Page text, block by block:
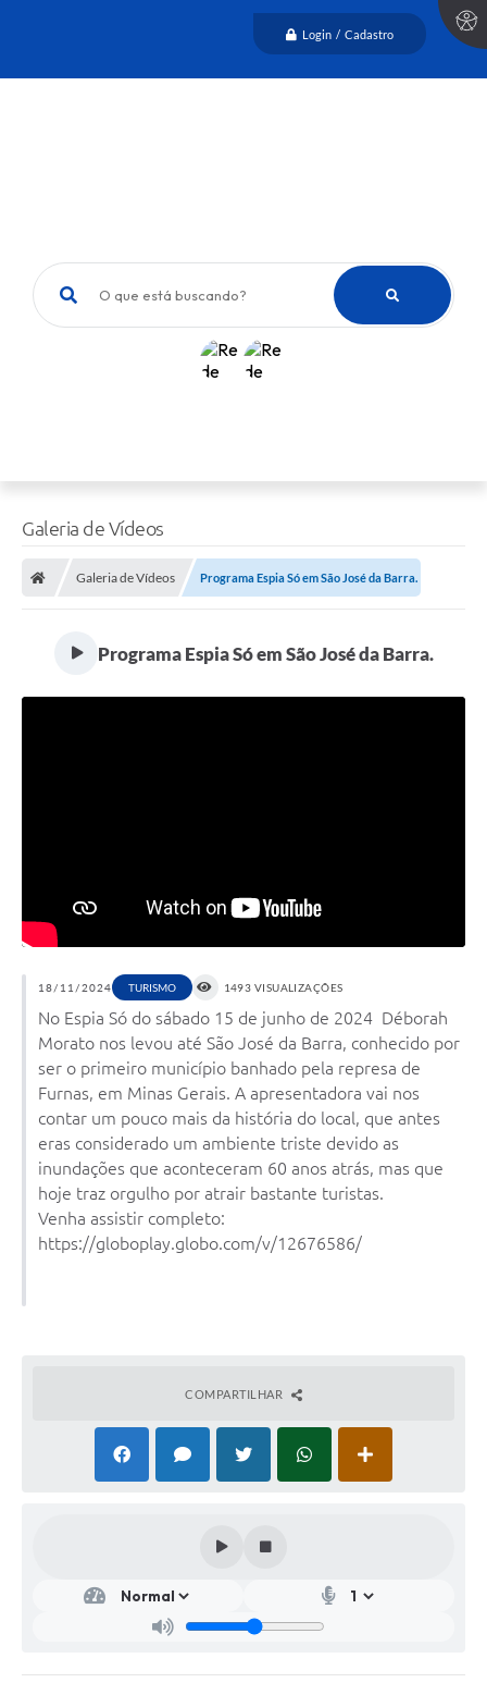
Login / Cadastro
O que está buscando?
Galeria de Vídeos
Galeria de Vídeos Programa Espia Só em São José da Barra.
Programa Espia Só em São José da Barra.
18/11/2024 TURISMO 1493 VISUALIZAÇÕES
No Espia Só do sábado 15 de junho de 2024 Déborah
Morato nos levou até São José da Barra, conhecido por
ser o primeiro município banhado pela represa de
Furnas, em Minas Gerais. A apresentadora vai nos
contar um pouco mais da história do local, que antes
eras considerado um ambiente triste devido as
inundações que aconteceram 60 anos atrás, mas que
hoje traz orgulho por atrair bastante turistas.
Venha assistir completo:
https://globoplay.globo.com/v/12676586/
COMPARTILHAR